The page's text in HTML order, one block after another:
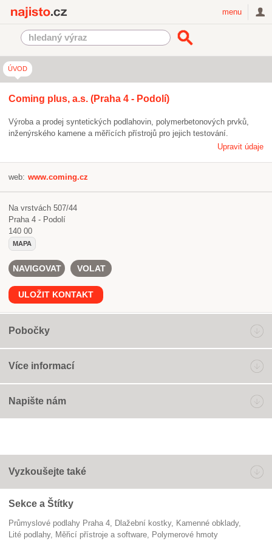
menu
ÚVOD
Coming plus, a.s. (Praha 4 - Podolí)
Výroba a prodej syntetických podlahovin, polymerbetonových prvků,
inženýrského kamene a měřících přístrojů pro jejich testování.
Upravit údaje
web: www.coming.cz
Na vrstvách 507/44
Praha 4 - Podolí
140 00
MAPA
NAVIGOVAT VOLAT
ULOŽIT KONTAKT
Pobočky
Více informací
Napište nám
Vyzkoušejte také
Sekce a Štítky
Průmyslové podlahy Praha 4 dlažební kostky
kamenné obklady
lité podlahy
Měřicí přístroje a software polymerové hmoty